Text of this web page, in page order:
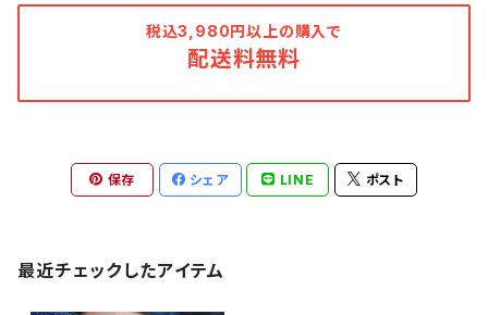
税込3,980円以上の購入で
配送料無料
保存 シェア LINE ポスト
最近チェックしたアイテム